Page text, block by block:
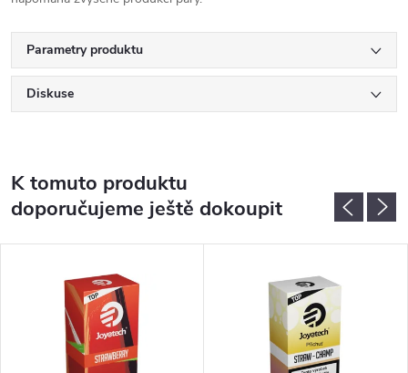
Parametry produktu
Diskuse
K tomuto produktu
doporučujeme ještě dokoupit